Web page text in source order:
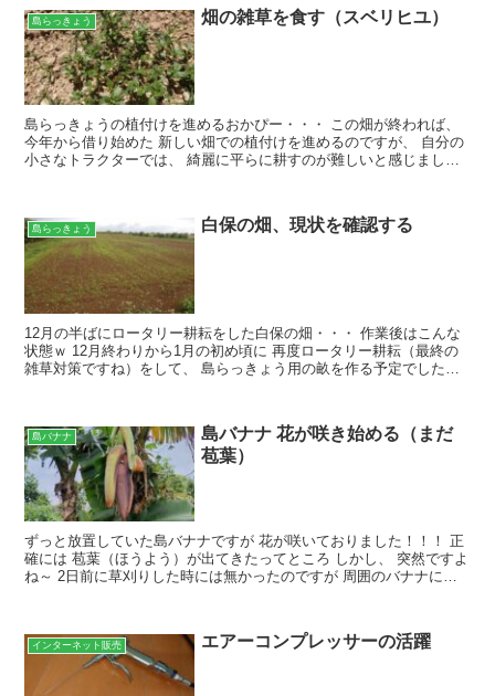
島らっきょう 畑の雑草を食す（スベリヒユ）
島らっきょうの植付けを進めるおかぴー・・・ この畑が終われば、
今年から借り始めた 新しい畑での植付けを進めるのですが、 自分の
小さなトラクターでは、 綺麗に平らに耕すのが難しいと感じました
島らっきょう 白保の畑、現状を確認する
12月の半ばにロータリー耕耘をした白保の畑・・・ 作業後はこんな
状態ｗ 12月終わりから1月の初め頃に 再度ロータリー耕耘（最終の
雑草対策ですね）をして、 島らっきょう用の畝を作る予定でした
島バナナ
島バナナ 花が咲き始める（まだ
苞葉）
ずっと放置していた島バナナですが 花が咲いておりました！！！ 正
確には 苞葉（ほうよう）が出てきたってところ しかし、 突然ですよ
ね～ 2日前に草刈りした時には無かったのですが 周囲のバナナには
インターネット販売 エアーコンプレッサーの活躍